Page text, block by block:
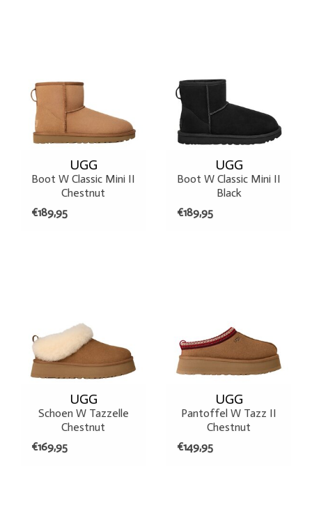
UGG
Boot W Classic Mini II
Chestnut
€189,95
UGG
Boot W Classic Mini II
Black
€189,95
UGG
Schoen W Tazzelle
Chestnut
€169,95
UGG
Pantoffel W Tazz II
Chestnut
€149,95